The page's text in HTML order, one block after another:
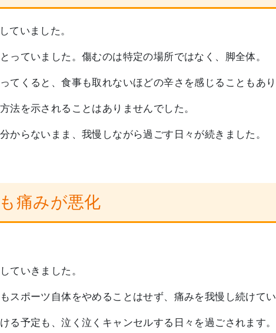
ていました。
っていました。傷むのは特定の場所ではなく、脚全体。
くると、食事も取れないほどの辛さを感じることもあり
法を示されることはありませんでした。
らないまま、我慢しながら過ごす日々が続きました。
痛みが悪化
ていきました。
ポーツ自体をやめることはせず、痛みを我慢し続けてい
予定も、泣く泣くキャンセルする日々を過ごされます。